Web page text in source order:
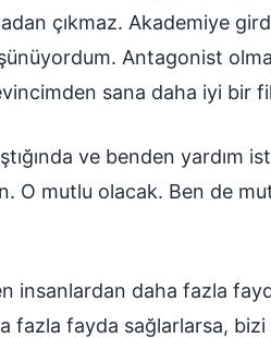
çıkmaz. Akademiye
Antagonist
sana daha iyi bir
ve benden yardım
O mutlu olacak. Ben de
insanlardan daha fazla
fazla fayda sağlarlarsa,